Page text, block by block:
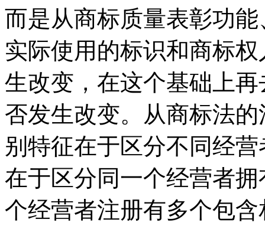
而是从商标质量表彰功
实际使用的标识和商标
生改变，在这个基础上
否发生改变。从商标法
别特征在于区分不同经
在于区分同一个经营者
个经营者注册有多个包